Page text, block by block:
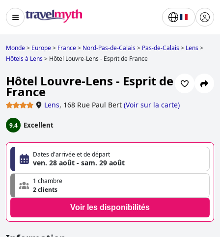
Monde> Europe> France> Nord-Pas-de-Calais> Pas-de-Calais> Lens>
Hôtels à Lens> Hôtel Louvre-Lens - Esprit de France
Hôtel Louvre-Lens - Esprit de
France
Lens, 168 Rue Paul Bert (Voir sur la carte)
9.4 Excellent
Dates d'arrivée et de départ
ven. 28 août - sam. 29 août
1 chambre
2 clients
Voir les disponibilités